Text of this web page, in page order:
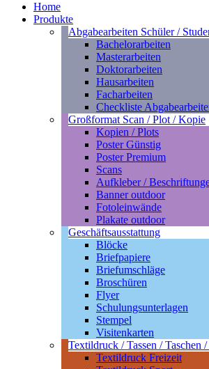
Home
Produkte
Abgabearbeiten Schüler /
Bachelorarbeiten
Masterarbeiten
Doktorarbeiten
Hausarbeiten
Facharbeiten
Checkliste
Großformat Scan / Plot / Kopie
Kopien / Plots
Poster Günstig
Poster Premium
Scans
Aufkleber /
Banner outdoor
Fotoleinwände
Plakate outdoor
Geschäftsausstattung
Blöcke
Briefpapiere
Briefumschläge
Broschüren
Flyer
Schulungsunterlagen
Stempel
Visitenkarten
Textildruck / Tassen / Taschen /
Textildruck Freizeit